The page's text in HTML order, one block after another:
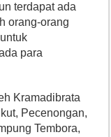
terdapat ada
orang-orang
para
Kramadibrata
Pecenongan,
Tembora,